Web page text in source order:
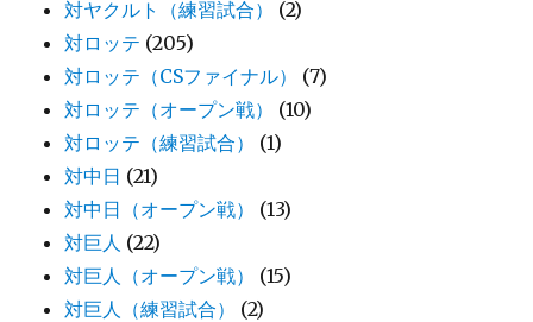
対ヤクルト（練習試合）
(2)
対ロッテ (205)
対ロッテ（CSファイナル）
(7)
対ロッテ（オープン戦）
(10)
対ロッテ（練習試合）
(1)
対中日 (21)
対中日（オープン戦）
(13)
対巨人 (22)
対巨人（オープン戦）
(15)
対巨人（練習試合）
(2)